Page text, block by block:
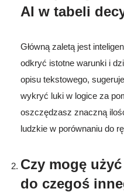
AI w tabeli
Główną zaletą jest
odkryć istotne warunki i
opisu tekstowego,
wykryć luki w logice za
oszczędzasz znaczną
ludzkie w porównaniu do
Czy mogę
do czegoś